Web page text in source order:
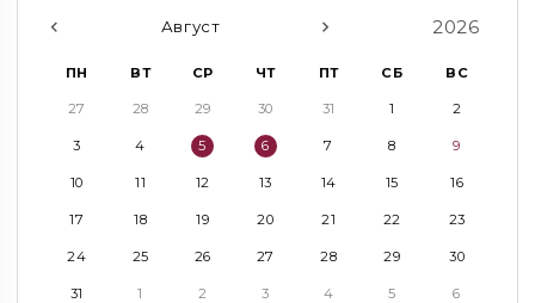
Август 2026
ПН ВТ СР ЧТ ПТ СБ ВС
27 28 29 30 31 1 2
3 4 5 6 7 8 9
10 11 12 13 14 15 16
17 18 19 20 21 22 23
24 25 26 27 28 29 30
31 1 2 3 4 5 6